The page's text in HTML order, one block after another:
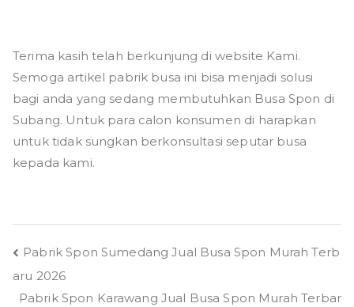
Terima kasih telah berkunjung di website Kami.
Semoga artikel pabrik busa ini bisa menjadi solusi
bagi anda yang sedang membutuhkan Busa Spon di
Subang. Untuk para calon konsumen di harapkan
untuk tidak sungkan berkonsultasi seputar busa
kepada kami.
Navigasi
pos
Pabrik Spon Sumedang Jual Busa Spon Murah Terb
aru 2026
Pabrik Spon Karawang Jual Busa Spon Murah Terbar